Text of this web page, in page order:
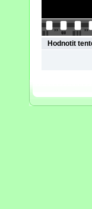
Hodnotit